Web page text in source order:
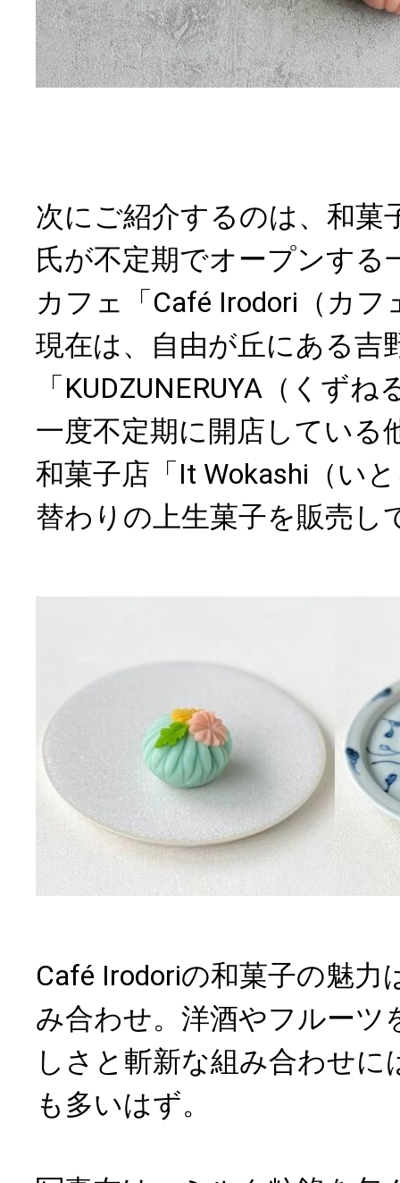
次にご紹介するのは、和菓
氏が不定期でオープンする
カフェ「Café Irodori（カ
現在は、自由が丘にある吉
「KUDZUNERUYA（くず
一度不定期に開店している
和菓子店「It Wokashi（い
替わりの上生菓子を販売し
Café Irodoriの和菓子の魅力
み合わせ。洋酒やフルーツ
しさと斬新な組み合わせに
も多いはず。